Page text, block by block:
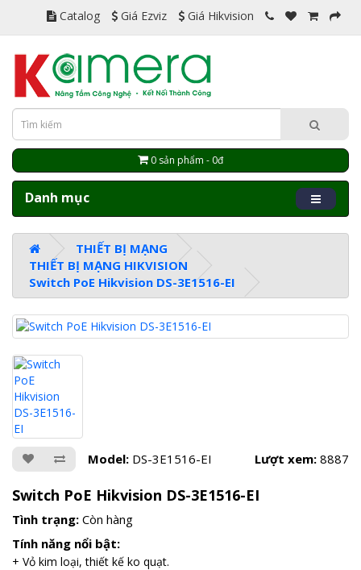
Catalog Giá Ezviz Giá Hikvision
0 sản phẩm - 0đ
Danh mục
THIẾT BỊ MẠNG
THIẾT BỊ MẠNG HIKVISION
Switch PoE Hikvision DS-3E1516-EI
Model: DS-3E1516-EI Lượt xem: 8887
Switch PoE Hikvision DS-3E1516-EI
Tình trạng: Còn hàng
Tính năng nổi bật:
+ Vỏ kim loại, thiết kế ko quạt.